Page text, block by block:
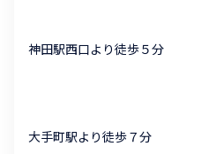
神田駅西口より徒歩５分
大手町駅より徒歩７分